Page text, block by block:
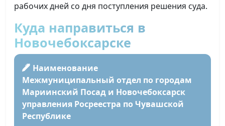
рабочих дней со дня поступления решения суда.
Куда направиться в
Новочебоксарске
Наименование
Межмуниципальный отдел по городам
Мариинский Посад и Новочебоксарск
управления Росреестра по Чувашской
Республике